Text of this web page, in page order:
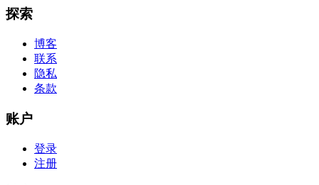
探索
博客
联系
隐私
条款
账户
登录
注册